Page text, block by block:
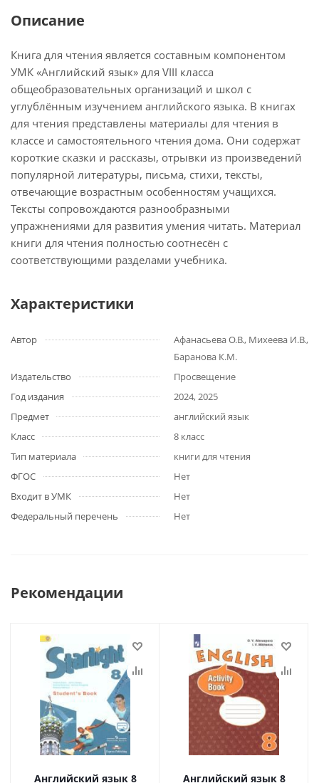
Описание
Книга для чтения является составным компонентом
УМК «Английский язык» для VIII класса
общеобразовательных организаций и школ с
углублённым изучением английского языка. В книгах
для чтения представлены материалы для чтения в
классе и самостоятельного чтения дома. Они содержат
короткие сказки и рассказы, отрывки из произведений
популярной литературы, письма, стихи, тексты,
отвечающие возрастным особенностям учащихся.
Тексты сопровождаются разнообразными
упражнениями для развития умения читать. Материал
книги для чтения полностью соотнесён с
соответствующими разделами учебника.
Характеристики
Автор
Афанасьева О.В., Михеева И.В.,
Баранова К.М.
Издательство
Просвещение
Год издания
2024, 2025
Предмет
английский язык
Класс
8 класс
Тип материала
книги для чтения
ФГОС
Нет
Входит в УМК
Нет
Федеральный перечень
Нет
Рекомендации
Английский язык 8 Английский язык 8